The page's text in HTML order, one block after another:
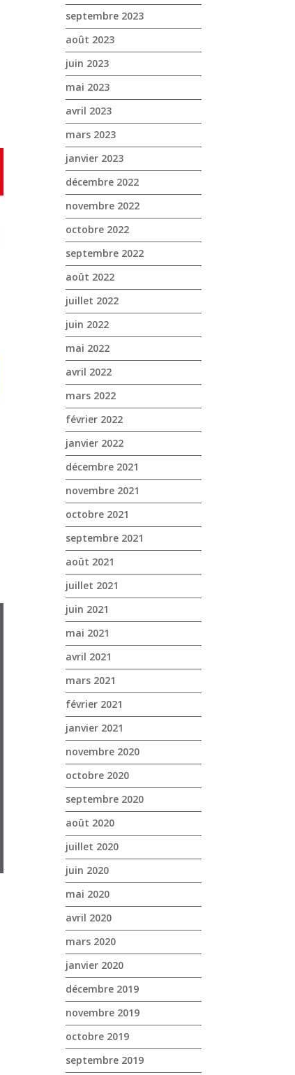
septembre 2023
août 2023
juin 2023
mai 2023
avril 2023
mars 2023
janvier 2023
décembre 2022
novembre 2022
octobre 2022
septembre 2022
août 2022
juillet 2022
juin 2022
mai 2022
avril 2022
mars 2022
février 2022
janvier 2022
décembre 2021
novembre 2021
octobre 2021
septembre 2021
août 2021
juillet 2021
juin 2021
mai 2021
avril 2021
mars 2021
février 2021
janvier 2021
novembre 2020
octobre 2020
septembre 2020
août 2020
juillet 2020
juin 2020
mai 2020
avril 2020
mars 2020
janvier 2020
décembre 2019
novembre 2019
octobre 2019
septembre 2019